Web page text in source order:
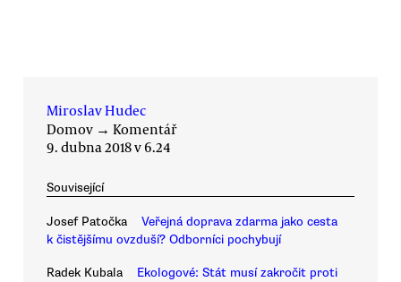
Miroslav Hudec
Domov → Komentář
9. dubna 2018 v 6.24
Související
Josef Patočka
Veřejná doprava zdarma jako cesta
k čistějšímu ovzduší? Odborníci pochybují
Radek Kubala
Ekologové: Stát musí zakročit proti